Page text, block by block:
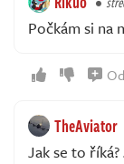
Počkám si na
TheAviator
Jak se to